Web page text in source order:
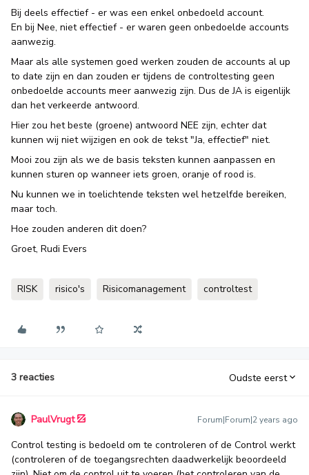
Bij deels effectief - er was een enkel onbedoeld account.
En bij Nee, niet effectief - er waren geen onbedoelde accounts
aanwezig.
Maar als alle systemen goed werken zouden de accounts al up
to date zijn en dan zouden er tijdens de controltesting geen
onbedoelde accounts meer aanwezig zijn. Dus de JA is eigenlijk
dan het verkeerde antwoord.
Hier zou het beste (groene) antwoord NEE zijn, echter dat
kunnen wij niet wijzigen en ook de tekst "Ja, effectief" niet.
Mooi zou zijn als we de basis teksten kunnen aanpassen en
kunnen sturen op wanneer iets groen, oranje of rood is.
Nu kunnen we in toelichtende teksten wel hetzelfde bereiken,
maar toch.
Hoe zouden anderen dit doen?
Groet, Rudi Evers
RISK risico's Risicomanagement controltest
3 reacties Oudste eerst
PaulVrugt Forum|Forum|2 years ago
Control testing is bedoeld om te controleren of de Control werkt
(controleren of de toegangsrechten daadwerkelijk beoordeeld